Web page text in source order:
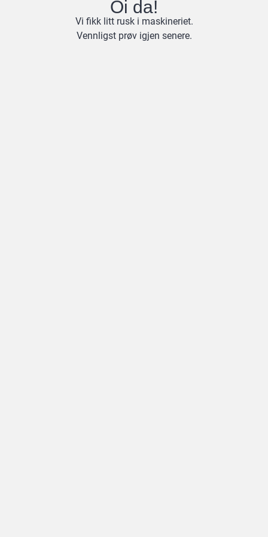
Oi da!
Vi fikk litt rusk i maskineriet.
Vennligst prøv igjen senere.